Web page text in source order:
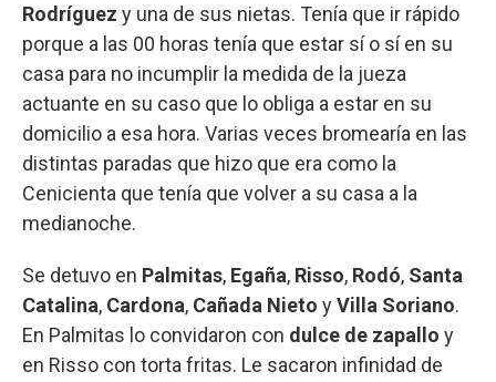
Rodríguez y una de sus nietas. Tenía que ir rápido
porque a las 00 horas tenía que estar sí o sí en su
casa para no incumplir la medida de la jueza
actuante en su caso que lo obliga a estar en su
domicilio a esa hora. Varias veces bromearía en las
distintas paradas que hizo que era como la
Cenicienta que tenía que volver a su casa a la
medianoche.
Se detuvo en Palmitas, Egaña, Risso, Rodó, Santa
Catalina, Cardona, Cañada Nieto yVilla Soriano.
En Palmitas lo convidaron con dulce de zapallo y
en Risso con torta fritas. Le sacaron infinidad de